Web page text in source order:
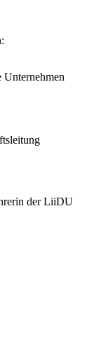
Unternehmen
der LiiDU